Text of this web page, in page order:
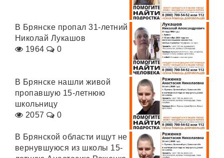
В Брянске пропал 31-летний
Николай Лукашов
1964
0
В Брянске нашли живой
пропавшую 15-летнюю
школьницу
2057
0
В Брянской области ищут не
вернувшуюся из школы 15-